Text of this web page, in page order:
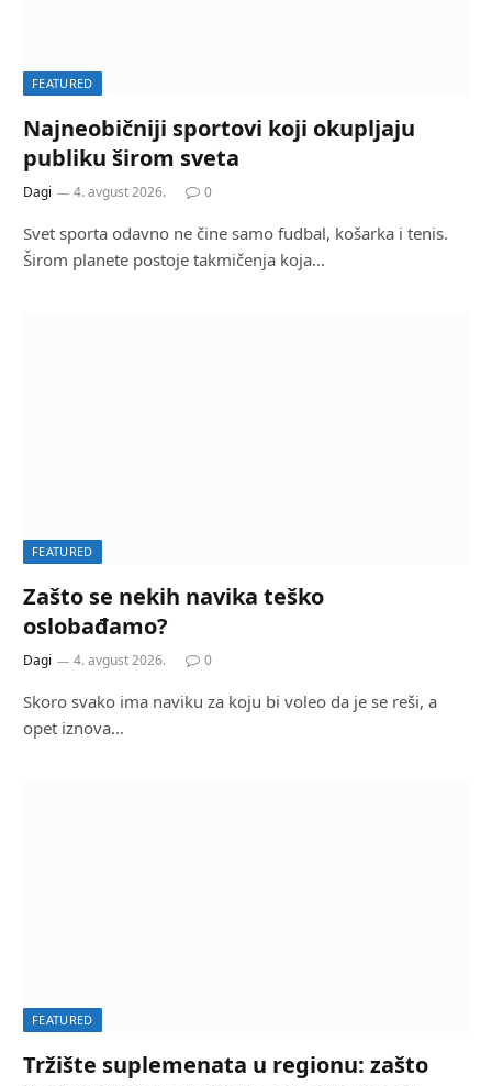
FEATURED
Najneobičniji sportovi koji okupljaju
publiku širom sveta
Dagi 4. avgust 2026. 0
Svet sporta odavno ne čine samo fudbal, košarka i tenis.
Širom planete postoje takmičenja koja…
FEATURED
Zašto se nekih navika teško
oslobađamo?
Dagi 4. avgust 2026. 0
Skoro svako ima naviku za koju bi voleo da je se reši, a
opet iznova…
FEATURED
Tržište suplemenata u regionu: zašto